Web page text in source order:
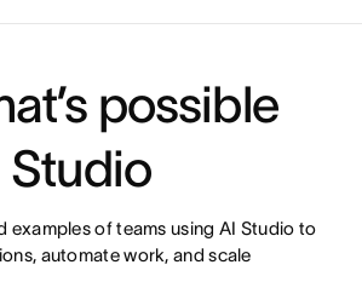
possible
Studio
examples of teams using AI Studio to
automate work, and scale